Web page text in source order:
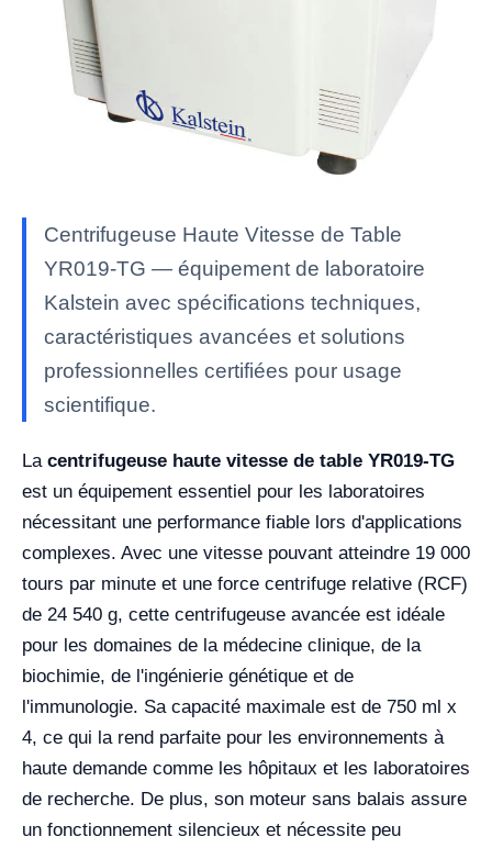
Centrifugeuse Haute Vitesse de Table
YR019-TG — équipement de laboratoire
Kalstein avec spécifications techniques,
caractéristiques avancées et solutions
professionnelles certifiées pour usage
scientifique.
La centrifugeuse haute vitesse de table YR019-TG
est un équipement essentiel pour les laboratoires
nécessitant une performance fiable lors d'applications
complexes. Avec une vitesse pouvant atteindre 19 000
tours par minute et une force centrifuge relative (RCF)
de 24 540 g, cette centrifugeuse avancée est idéale
pour les domaines de la médecine clinique, de la
biochimie, de l'ingénierie génétique et de
l'immunologie. Sa capacité maximale est de 750 ml x
4, ce qui la rend parfaite pour les environnements à
haute demande comme les hôpitaux et les laboratoires
de recherche. De plus, son moteur sans balais assure
un fonctionnement silencieux et nécessite peu